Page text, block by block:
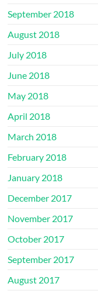
September 2018
August 2018
July 2018
June 2018
May 2018
April 2018
March 2018
February 2018
January 2018
December 2017
November 2017
October 2017
September 2017
August 2017